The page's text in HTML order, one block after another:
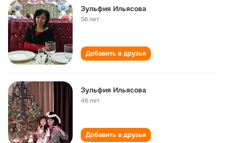
Зульфия Ильясова
56 лет
Добавить в друзья
Зульфия Ильясова
46 лет
Добавить в друзья